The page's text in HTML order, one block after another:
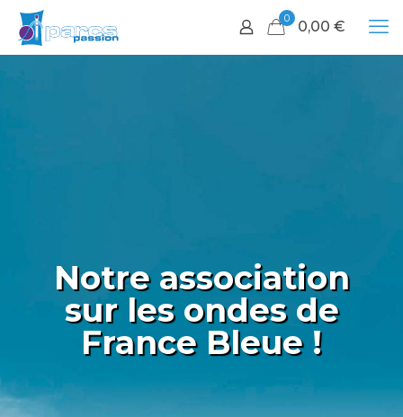
0 0,00 €
Notre association
sur les ondes de
France Bleue !